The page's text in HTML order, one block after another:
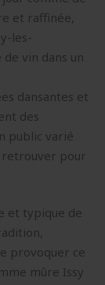
et raffinée,
les-
de vin dans un
dansantes et
des
public varié
retrouver pour
et typique de
provoquer ce
mûre Issy